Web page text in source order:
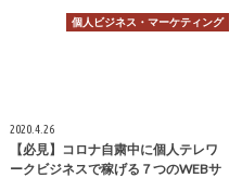
個人ビジネス・マーケティング
2020.4.26
【必見】コロナ自粛中に個人テレワ
ークビジネスで稼げる７つのWEBサ